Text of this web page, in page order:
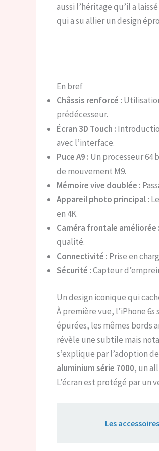
aussi l’héritage qu’il a
qui a su allier un design
En bref
Châssis renforcé :
prédécesseur.
Écran 3D Touch :
avec l’interface.
Puce A9 : Un processeur 64
de mouvement M9.
Mémoire vive doublée :
Appareil photo principal :
en 4K.
Caméra frontale améliorée :
qualité.
Connectivité : Prise en
Sécurité :Capteur
Un design iconique qui
À première vue, l’iPhone
épurées, les mêmes bords
révèle une subtile mais
s’explique par l’adoption
aluminium série 7000, un
L’écran est protégé par un
Les